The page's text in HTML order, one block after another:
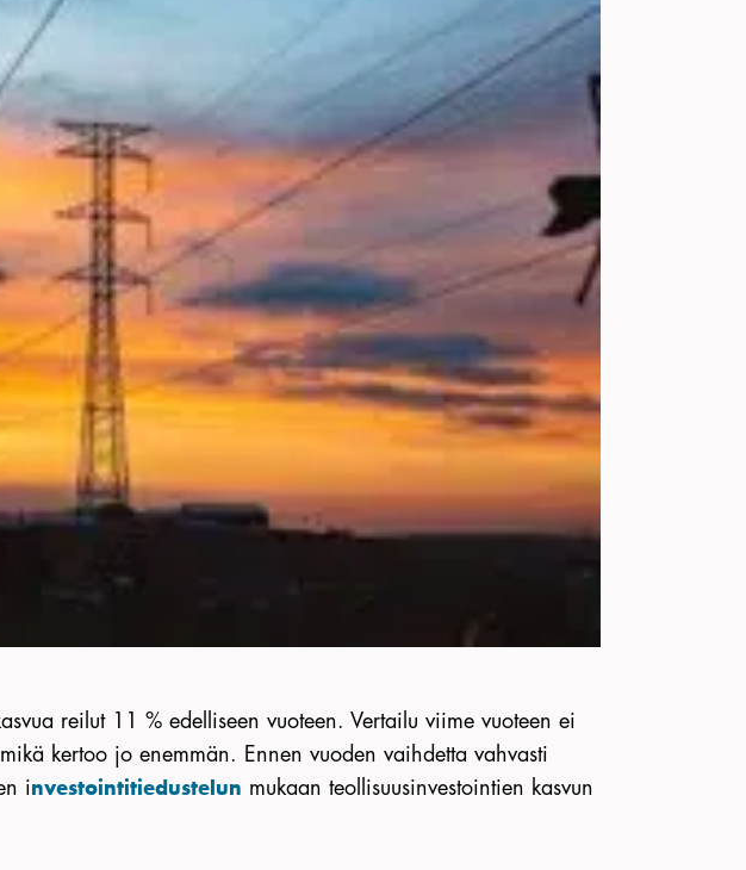
reilut 11 % edelliseen vuoteen. Vertailu viime vuoteen ei
kertoo jo enemmän. Ennen vuoden vaihdetta vahvasti
investointitiedustelun mukaan teollisuusinvestointien kasvun